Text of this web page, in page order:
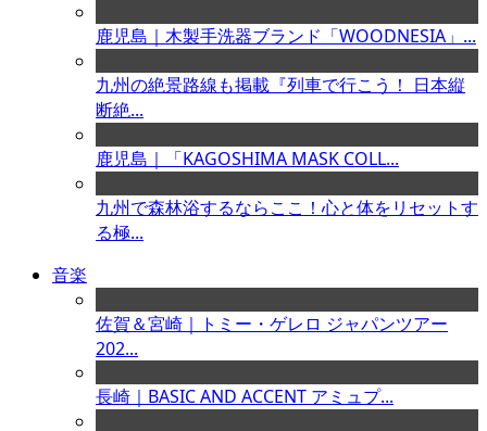
鹿児島｜木製手洗器ブランド「WOODNESIA」...
九州の絶景路線も掲載『列車で行こう！ 日本縦
断絶...
鹿児島｜「KAGOSHIMA MASK COLL...
九州で森林浴するならここ！心と体をリセットす
る極...
音楽
佐賀＆宮崎｜トミー・ゲレロ ジャパンツアー
202...
長崎｜BASIC AND ACCENT アミュプ...